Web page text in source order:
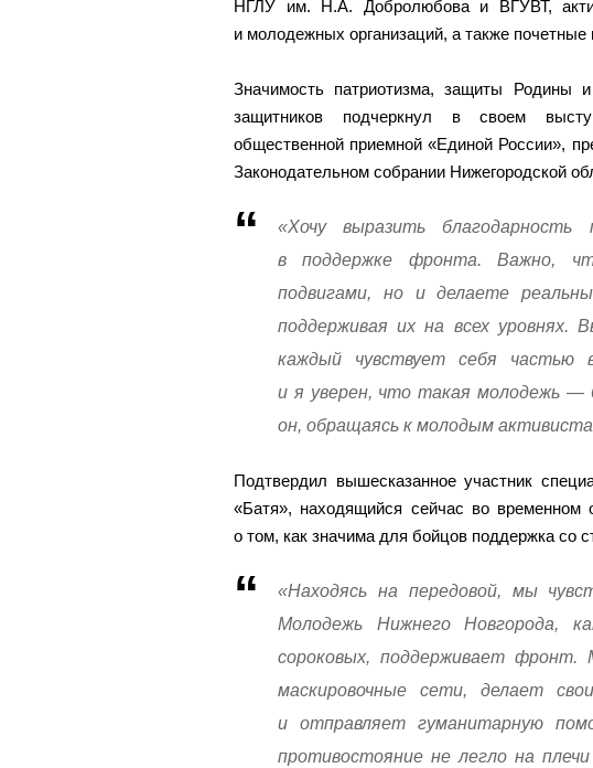
НГЛУ им. Н.А. Добролюбова и ВГУВТ,
и молодежных организаций, а также почетные
Значимость патриотизма, защиты
защитников подчеркнул в своем
общественной приемной «Единой России»,
Законодательном собрании Нижегородской
«Хочу выразить
в поддержке фронта. Важно,
подвигами, но и делаете
поддерживая их на всех
каждый чувствует себя частью
и я уверен, что такая молодежь
он, обращаясь к молодым
Подтвердил вышесказанное участник
«Батя», находящийся сейчас во временном
о том, как значима для бойцов поддержка со
«Находясь на передовой, мы
Молодежь Нижнего Новгорода,
сороковых, поддерживает
маскировочные сети, делает
и отправляет гуманитарную
противостояние не легло на